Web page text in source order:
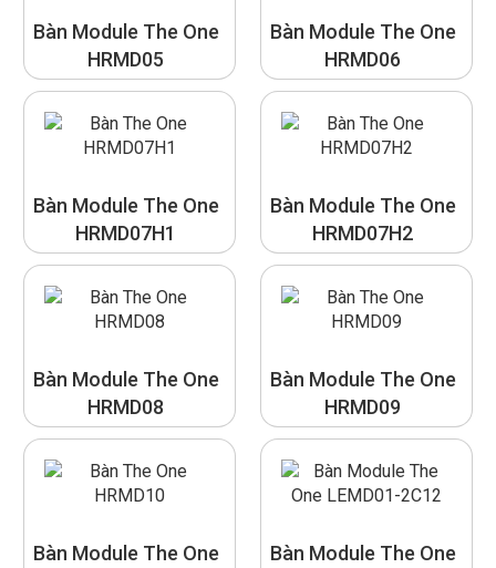
Bàn Module The One
HRMD05
Bàn Module The One
HRMD06
Bàn Module The One
HRMD07H1
Bàn Module The One
HRMD07H2
Bàn Module The One
HRMD08
Bàn Module The One
HRMD09
Bàn Module The One
Bàn Module The One